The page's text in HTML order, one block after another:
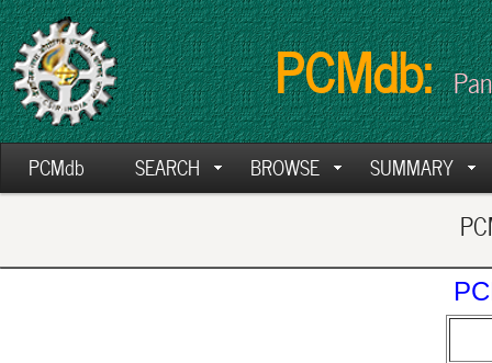
PCMdb:
PCMdb SEARCH BROWSE SUMMARY